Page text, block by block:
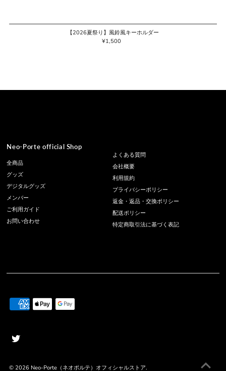
【2026夏祭り】風鈴風キーホルダー
通
¥1,500
Neo-Porte official Shop
全商品
グッズ
デジタルグッズ
メンバー
ご利用ガイド
お問い合わせ
よくある質問
会社概要
利用規約
プライバシーポリシー
返金・返品・交換ポリシー
配送ポリシー
特定商取引法に基づく表記
© 2026 Neo-Porte（ネオポルテ）オフィシャルストア.